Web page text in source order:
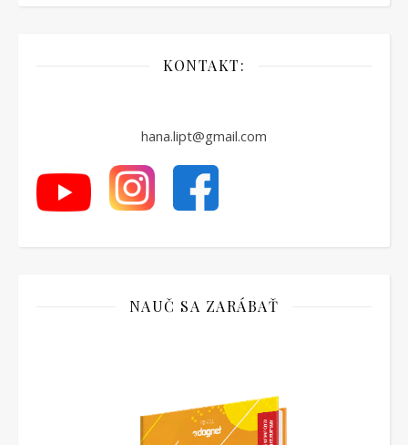
KONTAKT:
hana.lipt@gmail.com
NAUČ SA ZARÁBAŤ